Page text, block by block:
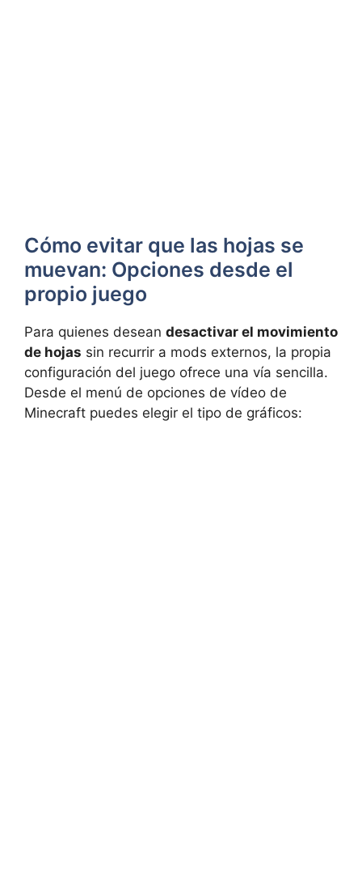
Cómo evitar que las hojas se
muevan: Opciones desde el
propio juego
Para quienes desean desactivar el movimiento
de hojas sin recurrir a mods externos, la propia
configuración del juego ofrece una vía sencilla.
Desde el menú de opciones de vídeo de
Minecraft puedes elegir el tipo de gráficos: